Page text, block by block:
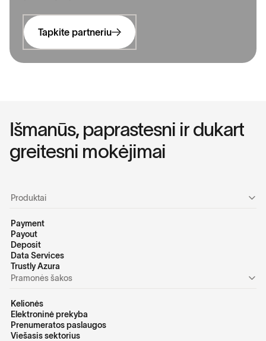
Tapkite partneriu
Išmanūs, paprastesni ir dukart
greitesni mokėjimai
Produktai
Payment
Payout
Deposit
Data Services
Trustly Azura
Pramonės šakos
Kelionės
Elektroninė prekyba
Prenumeratos paslaugos
Viešasis sektorius